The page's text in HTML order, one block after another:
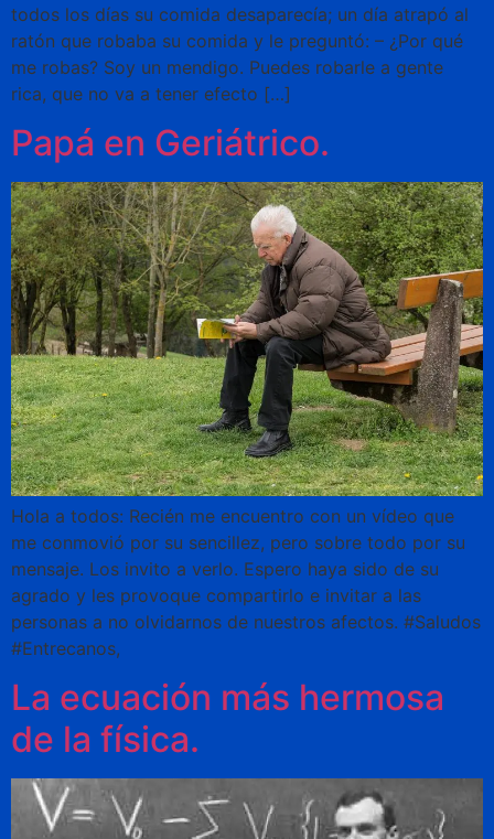
todos los días su comida desaparecía; un día atrapó al
ratón que robaba su comida y le preguntó: – ¿Por qué
me robas? Soy un mendigo. Puedes robarle a gente
rica, que no va a tener efecto […]
Papá en Geriátrico.
Hola a todos: Recién me encuentro con un vídeo que
me conmovió por su sencillez, pero sobre todo por su
mensaje. Los invito a verlo. Espero haya sido de su
agrado y les provoque compartirlo e invitar a las
personas a no olvidarnos de nuestros afectos. #Saludos
#Entrecanos,
La ecuación más hermosa
de la física.